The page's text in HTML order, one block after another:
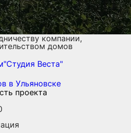
компании,
домов
Веста"
в Ульяновске
проекта